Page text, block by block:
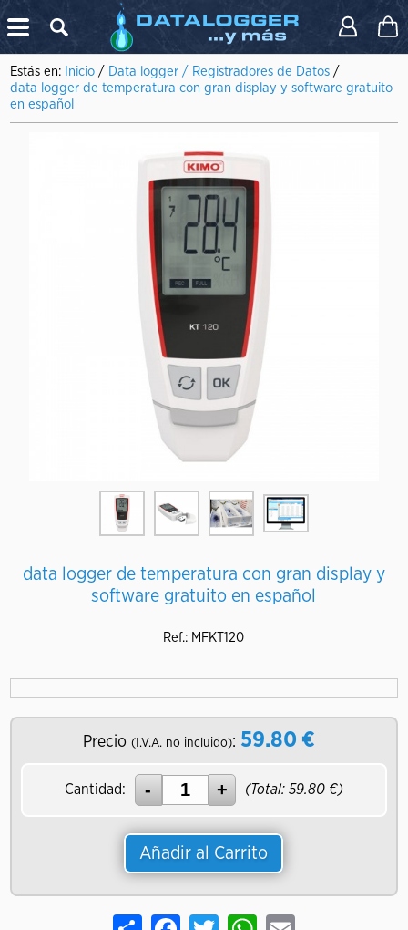
X
Estás en: Inicio / Data logger / Registradores de Datos /
data logger de temperatura con gran display y software gratuito
en español
data logger de temperatura con gran display y
software gratuito en español
Ref.: MFKT120
Precio(I.V.A. no incluido): 59.80 €
Cantidad: (Total: 59.80€)
Añadir al Carrito
Share FacebookTwitterWhatsApp
Email